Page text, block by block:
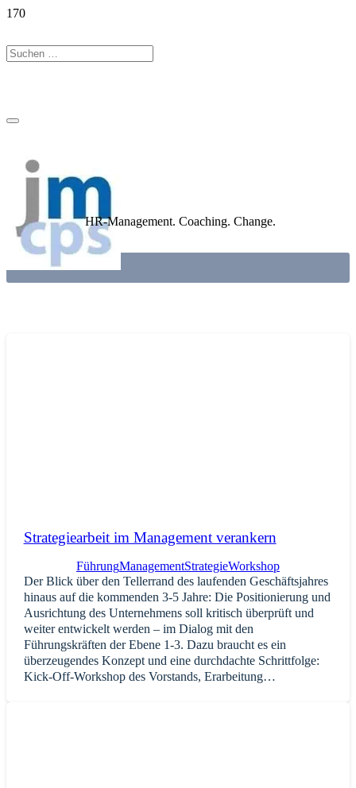
HR-Management. Coaching. Change.
Strategiearbeit im Management verankern
FührungManagementStrategieWorkshop
Der Blick über den Tellerrand des laufenden Geschäftsjahres
hinaus auf die kommenden 3-5 Jahre: Die Positionierung und
Ausrichtung des Unternehmens soll kritisch überprüft und
weiter ent­wickelt werden – im Dialog mit den
Führungskräften der Ebene 1-3. Dazu braucht es ein
überzeugendes Konzept und eine durchdachte Schrittfolge:
Kick-Off-Workshop des Vorstands, Erarbeitung…